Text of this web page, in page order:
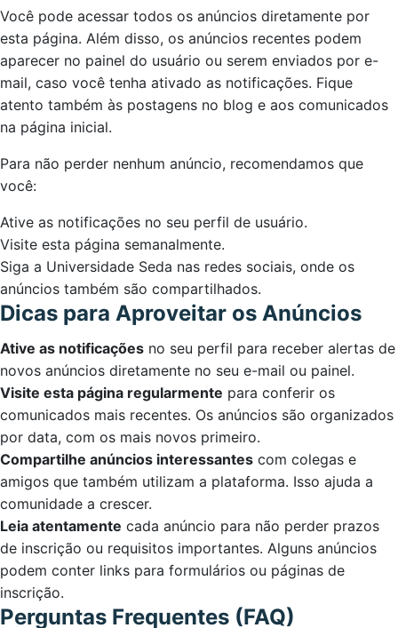
Você pode acessar todos os anúncios diretamente por
esta página. Além disso, os anúncios recentes podem
aparecer no painel do usuário ou serem enviados por e-
mail, caso você tenha ativado as notificações. Fique
atento também às postagens no blog e aos comunicados
na página inicial.
Para não perder nenhum anúncio, recomendamos que
você:
Ative as notificações no seu perfil de usuário.
Visite esta página semanalmente.
Siga a Universidade Seda nas redes sociais, onde os
anúncios também são compartilhados.
Dicas para Aproveitar os Anúncios
Ative as notificações no seu perfil para receber alertas de
novos anúncios diretamente no seu e-mail ou painel.
Visite esta página regularmente para conferir os
comunicados mais recentes. Os anúncios são organizados
por data, com os mais novos primeiro.
Compartilhe anúncios interessantes com colegas e
amigos que também utilizam a plataforma. Isso ajuda a
comunidade a crescer.
Leia atentamente cada anúncio para não perder prazos
de inscrição ou requisitos importantes. Alguns anúncios
podem conter links para formulários ou páginas de
inscrição.
Perguntas Frequentes (FAQ)